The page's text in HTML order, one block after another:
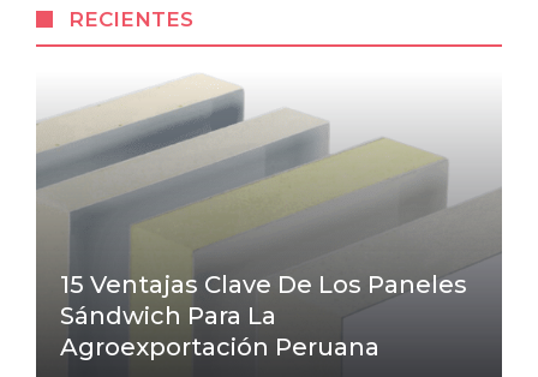
RECIENTES
15 Ventajas Clave De Los Paneles
Sándwich Para La
Agroexportación Peruana